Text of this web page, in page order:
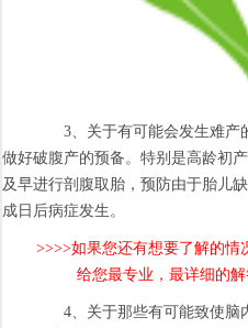
3、关于有可能会发生难产
做好破腹产的预备。特别是高龄初
及早进行剖腹取胎，预防由于胎儿
成日后病症发生。
>>>>如果您还有想要了解的
给您最专业，最详细的解
4、关于那些有可能致使脑